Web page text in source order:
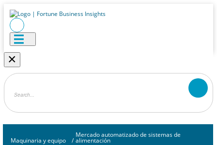
×
Maquinaria y equipo /
Mercado automatizado de sistemas de
alimentación